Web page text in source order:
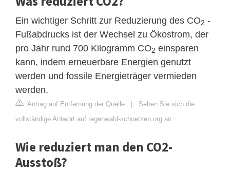
Ein wichtiger Schritt zur Reduzierung des CO2 -
Fußabdrucks ist der Wechsel zu Ökostrom, der
pro Jahr rund 700 Kilogramm CO2 einsparen
kann, indem erneuerbare Energien genutzt
werden und fossile Energieträger vermieden
werden.
Antrag auf Entfernung der Quelle | Sehen Sie sich die
vollständige Antwort auf regenwald-schuetzen.org an
Wie reduziert man den CO2-
Ausstoß?